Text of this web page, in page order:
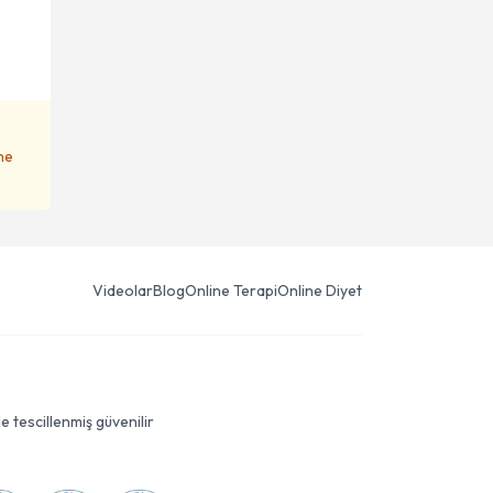
VideolarBlogOnline TerapiOnline Diyet
tescillenmiş güvenilir